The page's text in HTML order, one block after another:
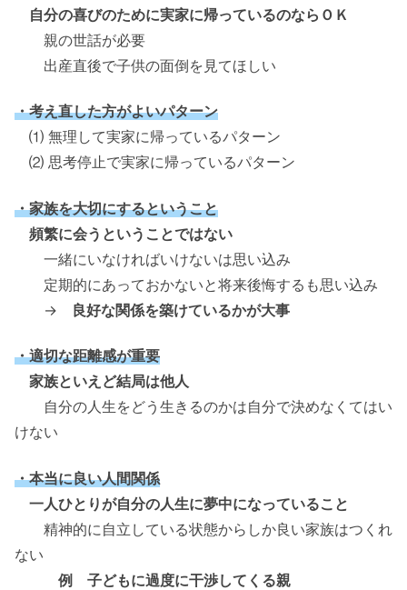
自分の喜びのために実家に帰っているのならＯＫ
親の世話が必要
出産直後で子供の面倒を見てほしい
・考え直した方がよいパターン
⑴ 無理して実家に帰っているパターン
⑵ 思考停止で実家に帰っているパターン
・家族を大切にするということ
頻繁に会うということではない
一緒にいなければいけないは思い込み
定期的にあっておかないと将来後悔するも思い込み
→ 良好な関係を築けているかが大事
・適切な距離感が重要
家族といえど結局は他人
自分の人生をどう生きるのかは自分で決めなくてはい
けない
・本当に良い人間関係
一人ひとりが自分の人生に夢中になっていること
精神的に自立している状態からしか良い家族はつくれ
ない
例 子どもに過度に干渉してくる親